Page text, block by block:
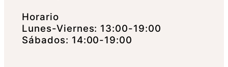
Horario
Lunes-Viernes: 13:00-19:00
Sábados: 14:00-19:00